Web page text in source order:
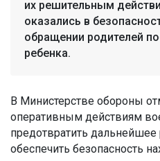
их решительным
оказались в
обращении родителей
ребенка.
В Министерстве обороны
оперативным действиям
предотвратить
обеспечить безопасность